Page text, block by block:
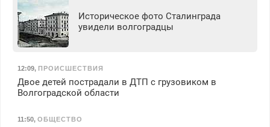
Историческое фото Сталинграда
увидели волгоградцы
12:09, ПРОИСШЕСТВИЯ
Двое детей пострадали в ДТП с грузовиком в
Волгоградской области
11:50, ОБЩЕСТВО